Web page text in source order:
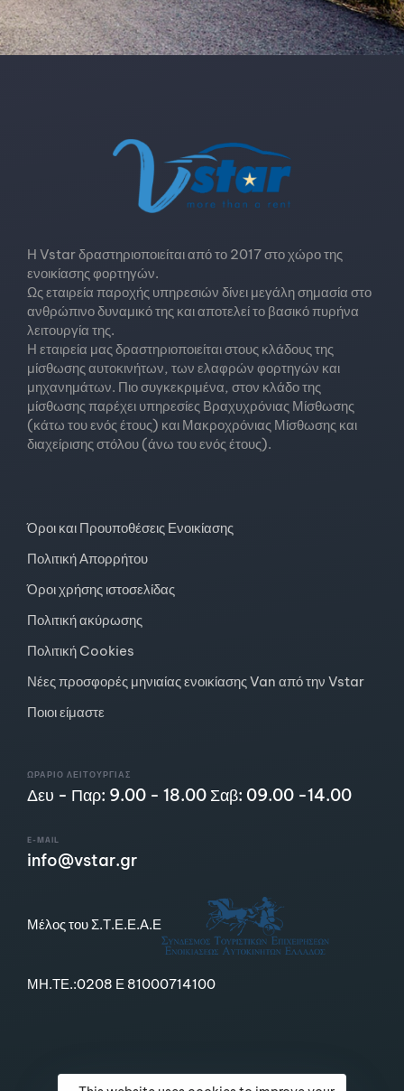
Η Vstar δραστηριοποιείται από το 2017 στο χώρο της
ενοικίασης φορτηγών.
Ως εταιρεία παροχής υπηρεσιών δίνει μεγάλη σημασία στο
ανθρώπινο δυναμικό της και αποτελεί το βασικό πυρήνα
λειτουργία της.
Η εταιρεία μας δραστηριοποιείται στους κλάδους της
μίσθωσης αυτοκινήτων, των ελαφρών φορτηγών και
μηχανημάτων. Πιο συγκεκριμένα, στον κλάδο της
μίσθωσης παρέχει υπηρεσίες Βραχυχρόνιας Μίσθωσης
(κάτω του ενός έτους) και Μακροχρόνιας Μίσθωσης και
διαχείρισης στόλου (άνω του ενός έτους).
Όροι και Προυποθέσεις Ενοικίασης
Πολιτική Απορρήτου
Όροι χρήσης ιστοσελίδας
Πολιτική ακύρωσης
Πολιτική Cookies
Νέες προσφορές μηνιαίας ενοικίασης Van από την Vstar
Ποιοι είμαστε
ΩΡΆΡΙΟ ΛΕΙΤΟΥΡΓΊΑΣ
Δευ - Παρ: 9.00 - 18.00 Σαβ: 09.00 -14.00
E-MAIL
info@vstar.gr
Μέλος του Σ.Τ.Ε.Ε.Α.Ε
ΜΗ.ΤΕ.:0208 Ε 81000714100